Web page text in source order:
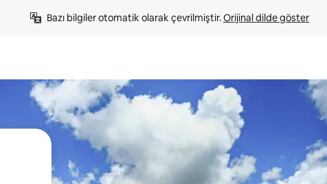
Bazı bilgiler otomatik olarak çevrilmiştir. Orijinal dilde göster